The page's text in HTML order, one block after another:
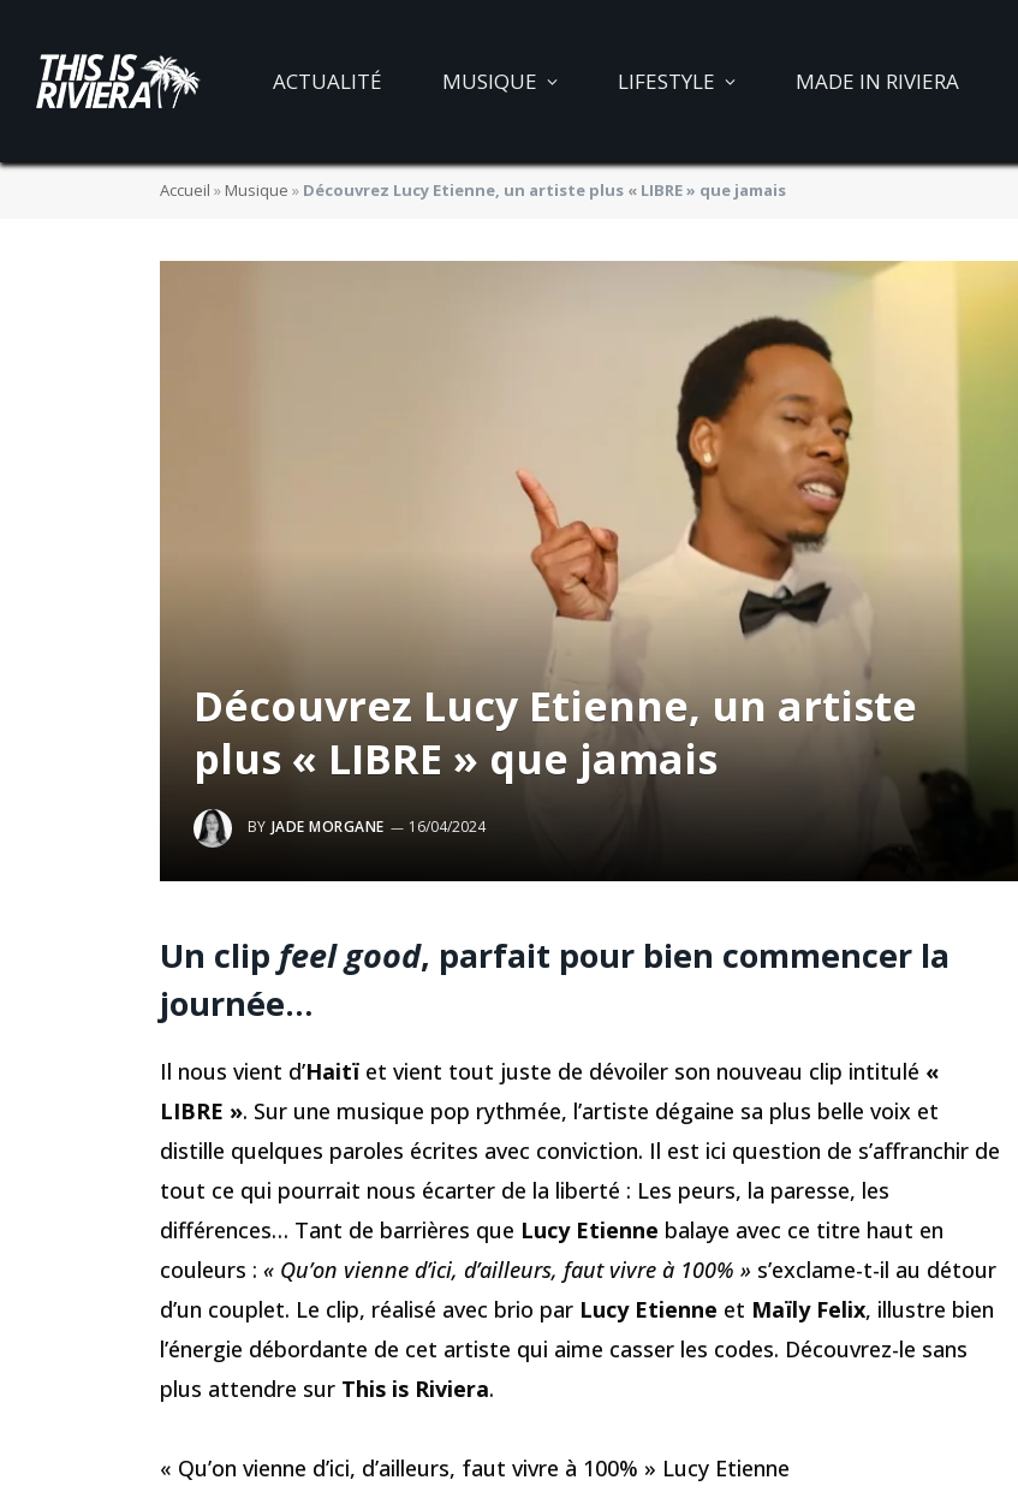
ACTUALITÉ MUSIQUE LIFESTYLE MADE IN RIVIERA
Accueil » Musique » Découvrez Lucy Etienne, un artiste plus « LIBRE » que jamais
Découvrez Lucy Etienne, un artiste
plus « LIBRE » que jamais
BY JADE MORGANE 16/04/2024
Un clip feel good, parfait pour bien commencer la
journée…
Il nous vient d’Haitï et vient tout juste de dévoiler son nouveau clip intitulé «
LIBRE ». Sur une musique pop rythmée, l’artiste dégaine sa plus belle voix et
distille quelques paroles écrites avec conviction. Il est ici question de s’affranchir de
tout ce qui pourrait nous écarter de la liberté : Les peurs, la paresse, les
différences… Tant de barrières que Lucy Etienne balaye avec ce titre haut en
couleurs : « Qu’on vienne d’ici, d’ailleurs, faut vivre à 100% » s’exclame-t-il au détour
d’un couplet. Le clip, réalisé avec brio par Lucy Etienne et Maïly Felix, illustre bien
l’énergie débordante de cet artiste qui aime casser les codes. Découvrez-le sans
plus attendre sur This is Riviera.
« Qu’on vienne d’ici, d’ailleurs, faut vivre à 100% » Lucy Etienne